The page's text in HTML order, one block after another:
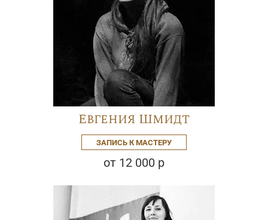
Евгения Шмидт
ЗАПИСЬ К МАСТЕРУ
от 12 000 р